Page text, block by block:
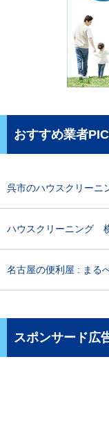
おすすめ業者
呉市のハウスクリーニ
ハウスクリーニング
名古屋の便利屋 : まる
スポンサード広